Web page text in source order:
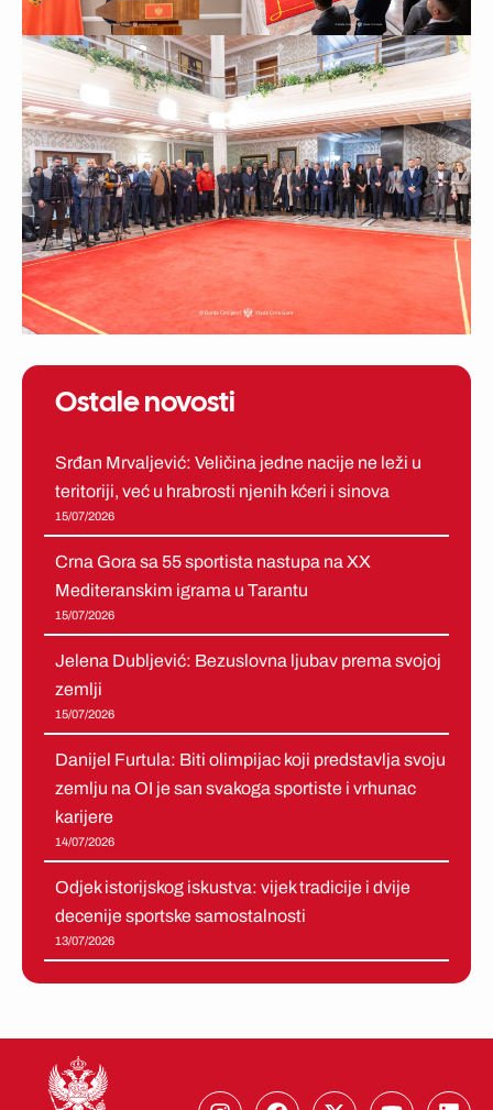
Ostale novosti
Srđan Mrvaljević: Veličina jedne nacije ne leži u
teritoriji, već u hrabrosti njenih kćeri i sinova
15/07/2026
Crna Gora sa 55 sportista nastupa na XX
Mediteranskim igrama u Tarantu
15/07/2026
Jelena Dubljević: Bezuslovna ljubav prema svojoj
zemlji
15/07/2026
Danijel Furtula: Biti olimpijac koji predstavlja svoju
zemlju na OI je san svakoga sportiste i vrhunac
karijere
14/07/2026
Odjek istorijskog iskustva: vijek tradicije i dvije
decenije sportske samostalnosti
13/07/2026
I
F
X
Y
L